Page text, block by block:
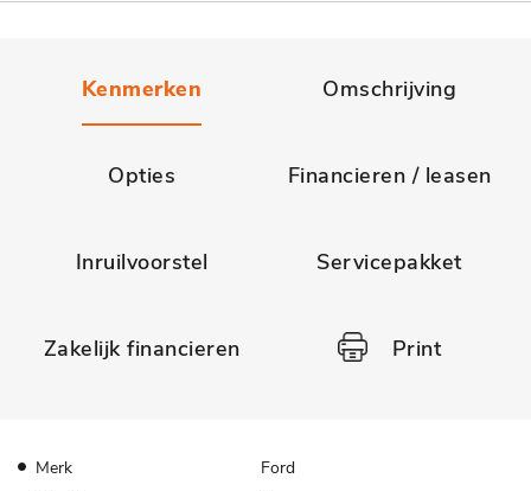
Kenmerken Omschrijving
Opties Financieren / leasen
Inruilvoorstel Servicepakket
Zakelijk financieren Print
Merk
Ford